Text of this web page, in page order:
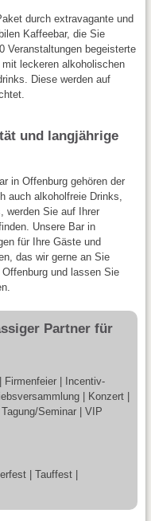
durch extravagante und
Kaffeebar, die Sie
Veranstaltungen begeisterte
leckeren alkoholischen
Diese werden auf
und langjährige
in Offenburg gehören der
auch alkoholfreie Drinks,
werden Sie auf Ihrer
Unsere Bar in
für Ihre Gäste und
das wir gerne an Sie
und lassen Sie
Partner für
Firmenfeier | Incentiv-
| Konzert |
Seminar | VIP
| Tauffest |